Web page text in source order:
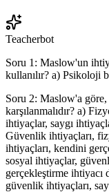
Teacherbot
Soru 1: Maslow'un
kullanılır? a) Psikoloji
Soru 2: Maslow'a göre,
karşılanmalıdır? a)
ihtiyaçlar, saygı
Güvenlik ihtiyaçları,
ihtiyaçları, kendini
sosyal ihtiyaçlar,
gerçekleştirme
güvenlik ihtiyaçları,